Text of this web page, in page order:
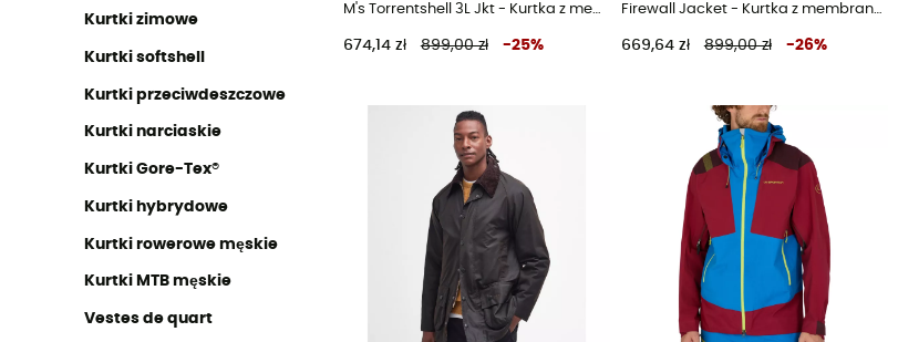
Kurtki zimowe
Kurtki softshell
Kurtki przeciwdeszczowe
Kurtki narciaskie
Kurtki Gore-Tex®
Kurtki hybrydowe
Kurtki rowerowe męskie
Kurtki MTB męskie
Vestes de quart
M's Torrentshell 3L Jkt - Kurtka z membraną meska
674,14 zł 899,00 zł -25%
Firewall Jacket - Kurtka z membraną meska
669,64 zł 899,00 zł -26%